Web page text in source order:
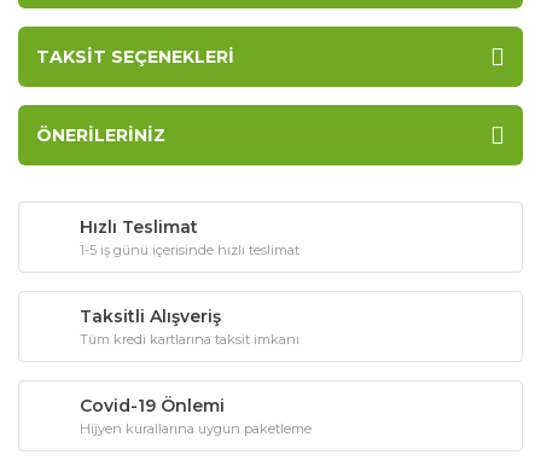
TAKSIT SEÇENEKLERI
ÖNERILERINIZ
Hızlı Teslimat
1-5 iş günü içerisinde hızlı teslimat
Taksitli Alışveriş
Tüm kredi kartlarına taksit imkanı
Covid-19 Önlemi
Hijyen kurallarına uygun paketleme